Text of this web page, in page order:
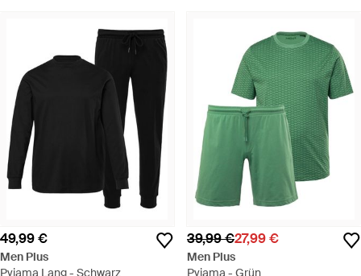
49,99 €
Men Plus
Pyjama Lang - Schwarz
39,99 €27,99 €
Men Plus
Pyjama - Grün